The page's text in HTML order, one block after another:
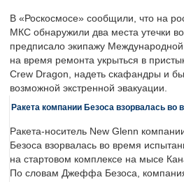
В «Роскосмосе» сообщили, что на
МКС обнаружили два места утечки
предписало экипажу Международной
на время ремонта укрыться в
Crew Dragon, надеть скафандры и
возможной экстренной эвакуации.
Ракета компании Безоса взорвалась во
Ракета-носитель New Glenn
Безоса взорвалась во время
на стартовом комплексе на мысе
По словам Джеффа Безоса,